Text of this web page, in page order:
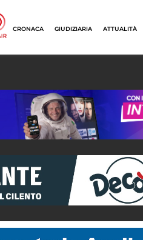
CRONACA GIUDIZIARIA ATTUALITÀ